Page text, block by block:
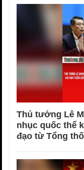
Thủ tướng Lê
nhục quốc thể
đạo từ Tổng